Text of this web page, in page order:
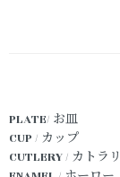
PLATE/ お皿
CUP / カップ
CUTLERY / カトラ